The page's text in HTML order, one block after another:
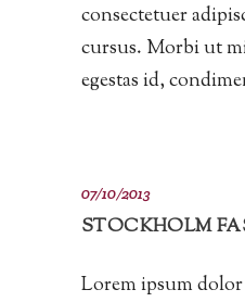
consectetuer
cursus. Morbi ut
egestas id,
07/10/2013
STOCKHOLM
Lorem ipsum dolor